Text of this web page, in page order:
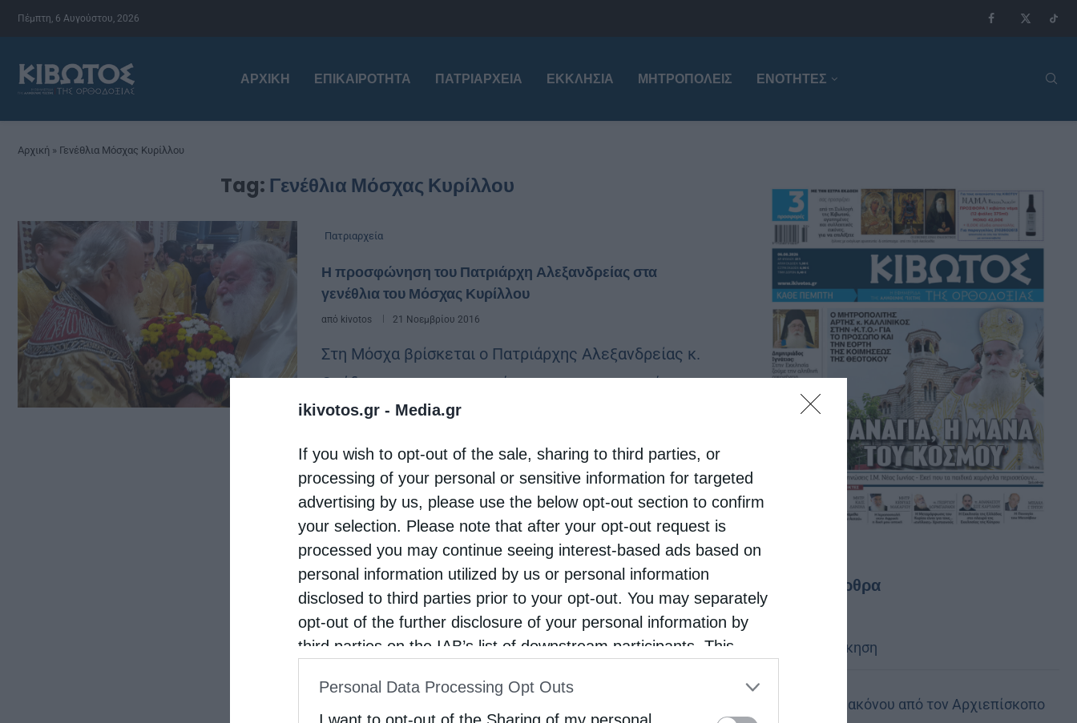
ikivotos.gr - Media.gr
If you wish to opt-out of the sale, sharing to third parties, or
processing of your personal or sensitive information for targeted
advertising by us, please use the below opt-out section to confirm
your selection. Please note that after your opt-out request is
processed you may continue seeing interest-based ads based on
personal information utilized by us or personal information
disclosed to third parties prior to your opt-out. You may separately
opt-out of the further disclosure of your personal information by
third parties on the IAB’s list of downstream participants. This
IAB’s List of Downstream Participantsthat may further disclose it to
other third parties.
Personal Data Processing Opt Outs
I want to opt-out of the Sharing of my personal
Πέμπτη, 6 Αυγούστου, 2026
ΑΡΧΙΚΉ ΕΠΙΚΑΙΡΌΤΗΤΑ ΠΑΤΡΙΑΡΧΕΊΑ ΕΚΚΛΗΣΊΑ ΜΗΤΡΟΠΌΛΕΙΣ ΕΝΟΤΗΤΕΣ
Αρχική » Γενέθλια Μόσχας Κυρίλλου
Tag: Γενέθλια Μόσχας Κυρίλλου
Πατριαρχεία
Η προσφώνηση του Πατριάρχη Αλεξανδρείας στα
γενέθλια του Μόσχας Κυρίλλου
από kivotos 21 Νοεμβρίου 2016
Στη Μόσχα βρίσκεται ο Πατριάρχης Αλεξανδρείας κ.
Θεόδωρος για να συμμετέχει στους εορτασμούς για
τα 70α γενέθλια του Πατριάρχη Μόσχας κ. Κυρίλλου.
αμφιθέατρο …
Τελευταία άρθρα
Κακό και εκδίκηση
Χειροτονία Διακόνου από τον Αρχιεπίσκοπο